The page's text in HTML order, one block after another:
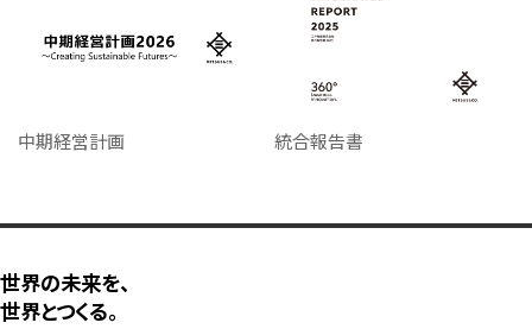
中期経営計画 統合報告書
世界の未来を、
世界とつくる。